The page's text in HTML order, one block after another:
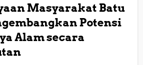
Masyarakat Batu
Potensi
Alam secara